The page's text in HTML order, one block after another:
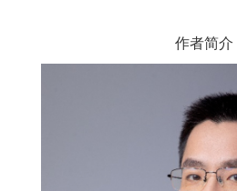
作者简介